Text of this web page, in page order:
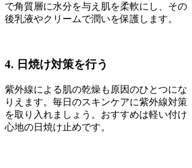
で角質層に水分を与え肌を柔軟にし、その
後乳液やクリームで潤いを保護します。
4. 日焼け対策を行う
紫外線による肌の乾燥も原因のひとつにな
りえます。毎日のスキンケアに紫外線対策
を取り入れましょう。おすすめは軽い付け
心地の日焼け止めです。